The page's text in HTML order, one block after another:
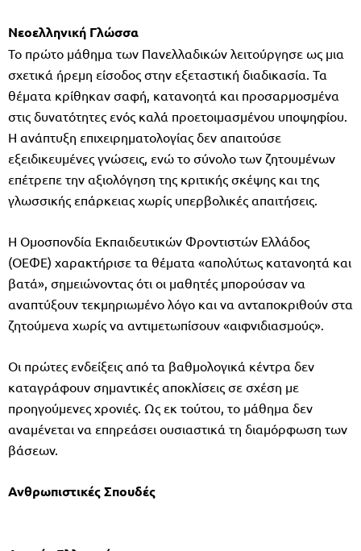
Νεοελληνική Γλώσσα
Το πρώτο μάθημα των Πανελλαδικών λειτούργησε ως μια
σχετικά ήρεμη είσοδος στην εξεταστική διαδικασία. Τα
θέματα κρίθηκαν σαφή, κατανοητά και προσαρμοσμένα
στις δυνατότητες ενός καλά προετοιμασμένου υποψηφίου.
Η ανάπτυξη επιχειρηματολογίας δεν απαιτούσε
εξειδικευμένες γνώσεις, ενώ το σύνολο των ζητουμένων
επέτρεπε την αξιολόγηση της κριτικής σκέψης και της
γλωσσικής επάρκειας χωρίς υπερβολικές απαιτήσεις.
Η Ομοσπονδία Εκπαιδευτικών Φροντιστών Ελλάδος
(ΟΕΦΕ) χαρακτήρισε τα θέματα «απολύτως κατανοητά και
βατά», σημειώνοντας ότι οι μαθητές μπορούσαν να
αναπτύξουν τεκμηριωμένο λόγο και να ανταποκριθούν στα
ζητούμενα χωρίς να αντιμετωπίσουν «αιφνιδιασμούς».
Οι πρώτες ενδείξεις από τα βαθμολογικά κέντρα δεν
καταγράφουν σημαντικές αποκλίσεις σε σχέση με
προηγούμενες χρονιές. Ως εκ τούτου, το μάθημα δεν
αναμένεται να επηρεάσει ουσιαστικά τη διαμόρφωση των
βάσεων.
Ανθρωπιστικές Σπουδές